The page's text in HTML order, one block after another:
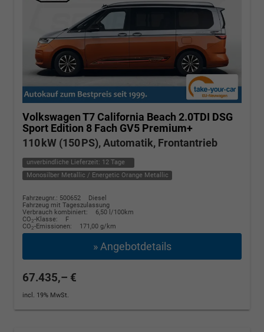
Volkswagen T7 California Beach 2.0TDI DSG
Sport Edition 8 Fach GV5 Premium+
110 kW (150 PS), Automatik, Frontantrieb
unverbindliche Lieferzeit: 12 Tage
Monosilber Metallic / Energetic Orange Metallic
Fahrzeugnr.: 500652
Diesel
Fahrzeug mit Tageszulassung
Verbrauch kombiniert:
6,50 l/100km
CO2-Klasse:
F
CO2-Emissionen: 171,00 g/km
» Angebotdetails
67.435,– €
incl. 19% MwSt.